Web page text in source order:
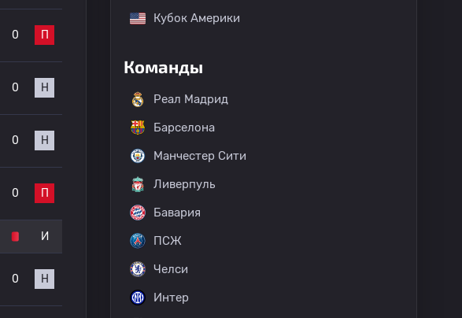
0 П
0 Н
0 Н
0 П
И
0 Н
Кубок Америки
Команды
Реал Мадрид
Барселона
Манчестер Сити
Ливерпуль
Бавария
ПСЖ
Челси
Интер